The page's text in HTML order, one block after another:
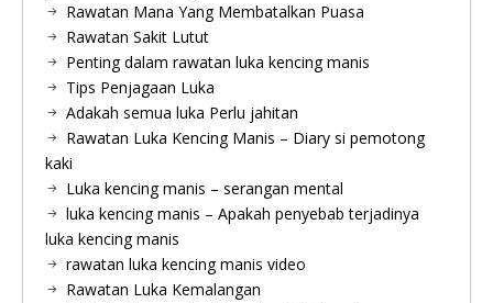
Rawatan Mana Yang Membatalkan Puasa
Rawatan Sakit Lutut
Penting dalam rawatan luka kencing manis
Tips Penjagaan Luka
Adakah semua luka Perlu jahitan
Rawatan Luka Kencing Manis – Diary si pemotong
kaki
Luka kencing manis – serangan mental
luka kencing manis – Apakah penyebab terjadinya
luka kencing manis
rawatan luka kencing manis video
Rawatan Luka Kemalangan